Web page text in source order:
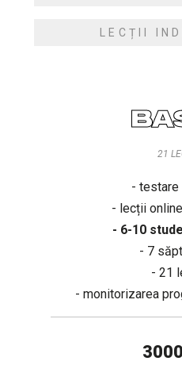
LECȚII
21
- testare
- lecții
- 6-10
- 7
- 21
- monitorizarea